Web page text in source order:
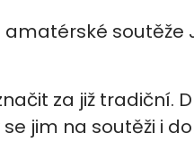
soutěže
za již tradiční.
jim na soutěži i